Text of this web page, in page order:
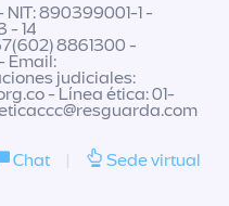
890399001-1 -
- 14
8861300 -
Email:
judiciales:
- Línea ética: 01-
Chat | Sede virtual